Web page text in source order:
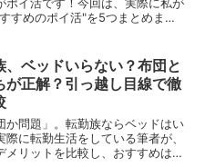
すめのポイ活"を5つまとめまし
、ベッドいらない？布団と
が正解？引っ越し目線で徹
か問題」。転勤族ならベッドはい
に転勤生活をしている筆者が、
リットを比較し、おすすめはど